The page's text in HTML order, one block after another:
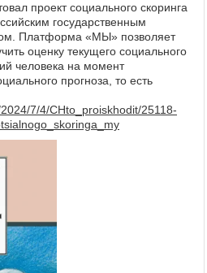
Фототоп
Видеотоп
проект социального скоринга
государственным
Платформа «МЫ» позволяет
оценку текущего социального
человека на момент
прогноза, то есть
7/4/CHto_proiskhodit/25118-